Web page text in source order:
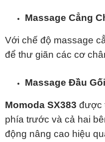
Massage Cẳng
Với chế độ massage
để thư giãn các cơ
Massage Đầu Gối
Momoda SX383 được
phía trước và cả hai
động nâng cao hiệu